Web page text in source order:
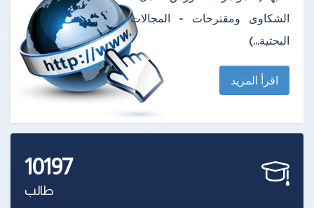
الشكاوى ومقترحات - المجالات
البحثية...)
اقرأ المزيد
10197
طالب